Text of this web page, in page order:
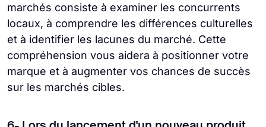
marchés consiste à examiner les concurrents
locaux, à comprendre les différences culturelles
et à identifier les lacunes du marché. Cette
compréhension vous aidera à positionner votre
marque et à augmenter vos chances de succès
sur les marchés cibles.